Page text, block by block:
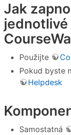
Jak
Použijte
Pokud byste
Helpdesk
Samostatná